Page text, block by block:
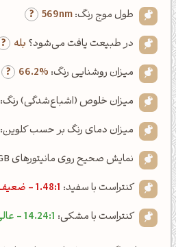
طول موج رنگ:569nm
در طبیعت یافت می‌شود؟ بله
میزان روشنایی رنگ: 66.2%
میزان خلوص (اشباع‌شدگی) رنگ:
میزان دمای رنگ بر حسب کلوین:
نمایش صحیح روی مانیتورهای RGB؟
کنتراست با سفید: 1.48:1 - ضعیف
کنتراست با مشکی: 14.24:1 - عالی